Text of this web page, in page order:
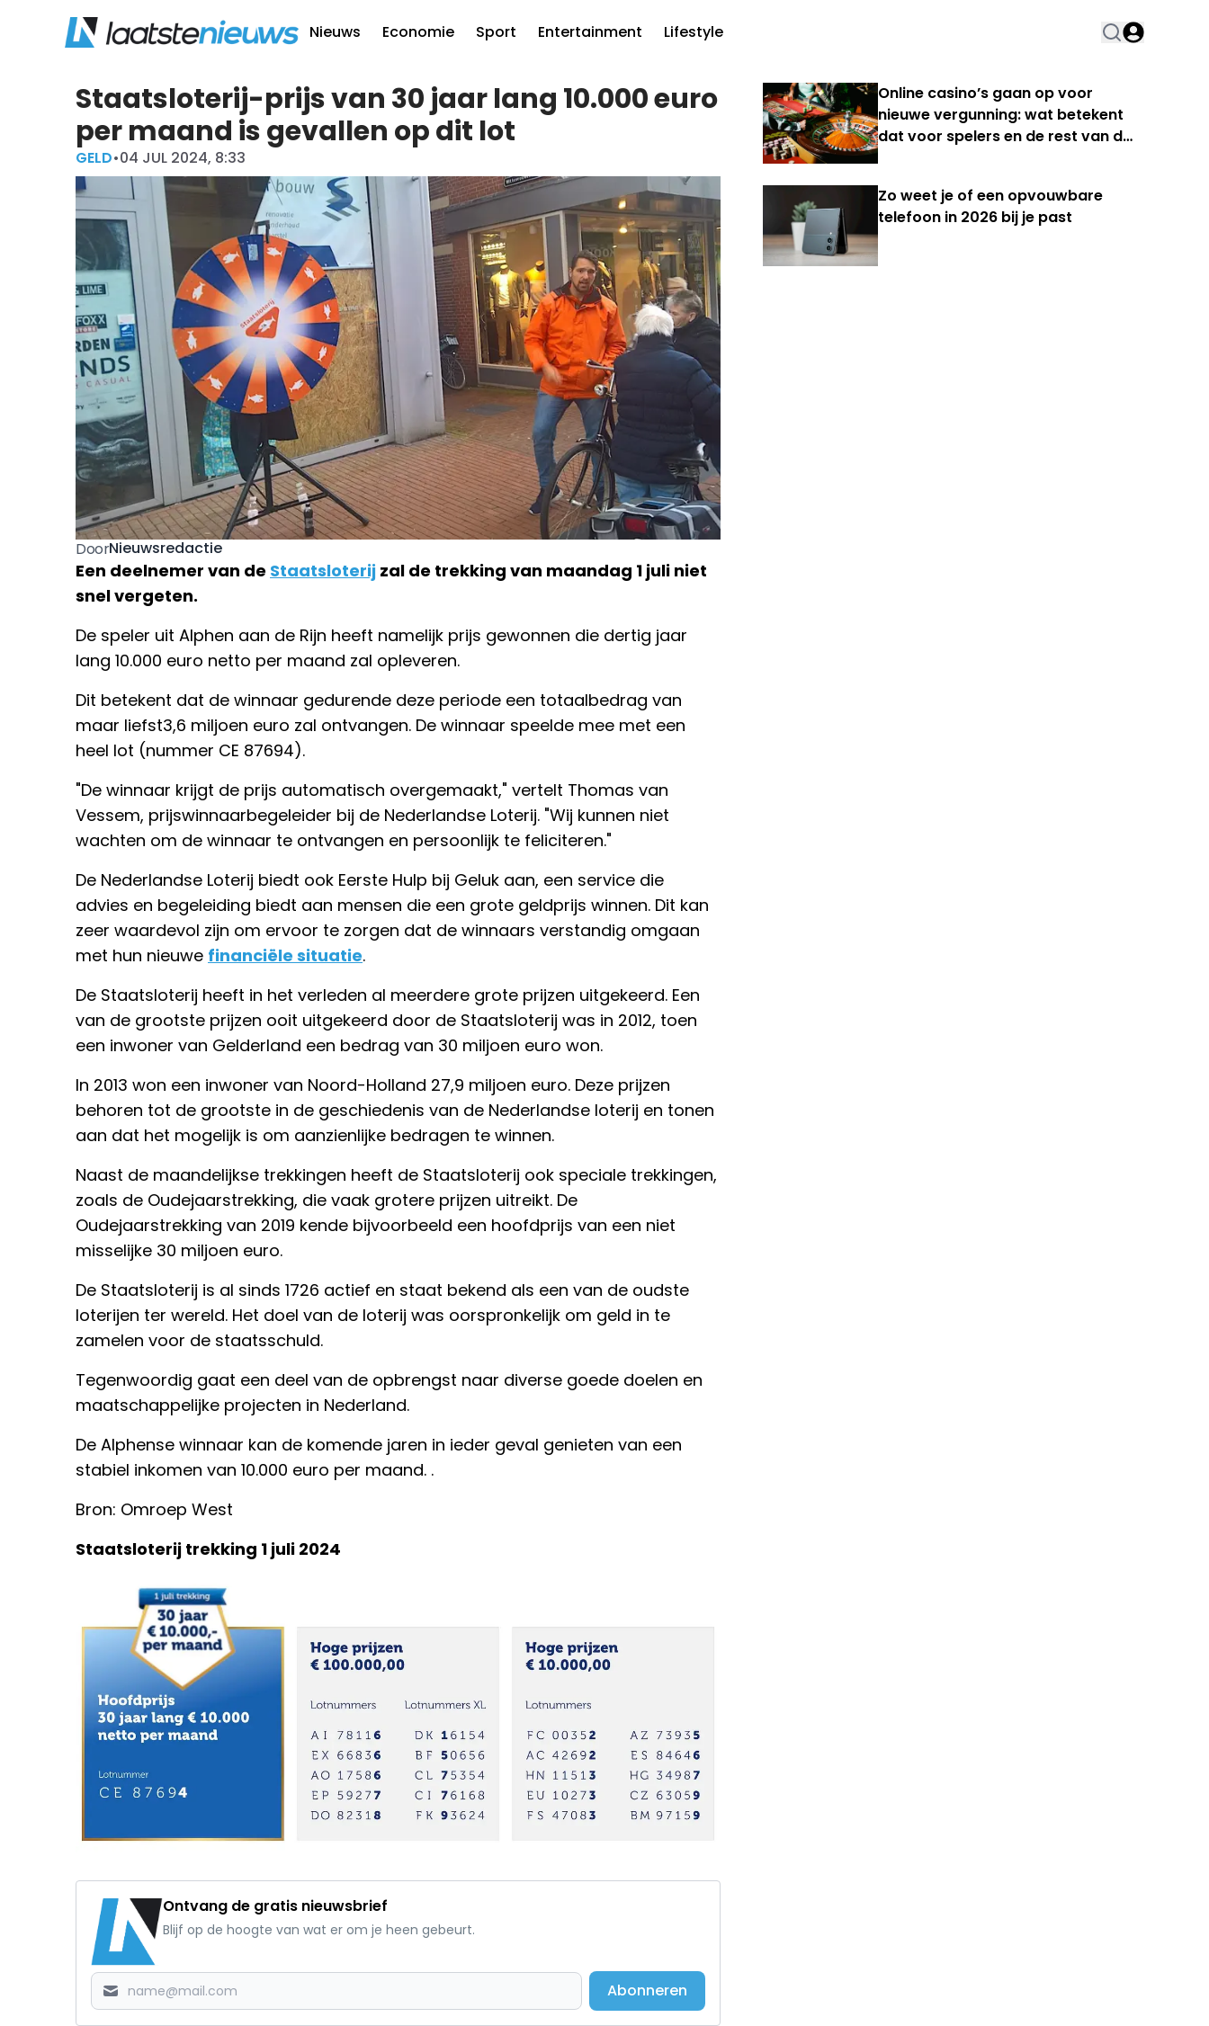
Nieuws Economie Sport Entertainment Lifestyle
Staatsloterij-prijs van 30 jaar lang 10.000 euro
per maand is gevallen op dit lot
GELD•04 JUL 2024, 8:33
DoorNieuwsredactie
Een deelnemer van de Staatsloterij zal de trekking van maandag 1 juli niet
snel vergeten.
De speler uit Alphen aan de Rijn heeft namelijk prijs gewonnen die dertig jaar
lang 10.000 euro netto per maand zal opleveren.
Dit betekent dat de winnaar gedurende deze periode een totaalbedrag van
maar liefst3,6 miljoen euro zal ontvangen. De winnaar speelde mee met een
heel lot (nummer CE 87694).
"De winnaar krijgt de prijs automatisch overgemaakt," vertelt Thomas van
Vessem, prijswinnaarbegeleider bij de Nederlandse Loterij. "Wij kunnen niet
wachten om de winnaar te ontvangen en persoonlijk te feliciteren."
De Nederlandse Loterij biedt ook Eerste Hulp bij Geluk aan, een service die
advies en begeleiding biedt aan mensen die een grote geldprijs winnen. Dit kan
zeer waardevol zijn om ervoor te zorgen dat de winnaars verstandig omgaan
met hun nieuwe financiële situatie.
De Staatsloterij heeft in het verleden al meerdere grote prijzen uitgekeerd. Een
van de grootste prijzen ooit uitgekeerd door de Staatsloterij was in 2012, toen
een inwoner van Gelderland een bedrag van 30 miljoen euro won.
In 2013 won een inwoner van Noord-Holland 27,9 miljoen euro. Deze prijzen
behoren tot de grootste in de geschiedenis van de Nederlandse loterij en tonen
aan dat het mogelijk is om aanzienlijke bedragen te winnen.
Naast de maandelijkse trekkingen heeft de Staatsloterij ook speciale trekkingen,
zoals de Oudejaarstrekking, die vaak grotere prijzen uitreikt. De
Oudejaarstrekking van 2019 kende bijvoorbeeld een hoofdprijs van een niet
misselijke 30 miljoen euro.
De Staatsloterij is al sinds 1726 actief en staat bekend als een van de oudste
loterijen ter wereld. Het doel van de loterij was oorspronkelijk om geld in te
zamelen voor de staatsschuld.
Tegenwoordig gaat een deel van de opbrengst naar diverse goede doelen en
maatschappelijke projecten in Nederland.
De Alphense winnaar kan de komende jaren in ieder geval genieten van een
stabiel inkomen van 10.000 euro per maand. .
Bron: Omroep West
Staatsloterij trekking 1 juli 2024
Ontvang de gratis nieuwsbrief
Blijf op de hoogte van wat er om je heen gebeurt.
Abonneren
Online casino’s gaan op voor
nieuwe vergunning: wat betekent
dat voor spelers en de rest van de
Zo weet je of een opvouwbare
telefoon in 2026 bij je past